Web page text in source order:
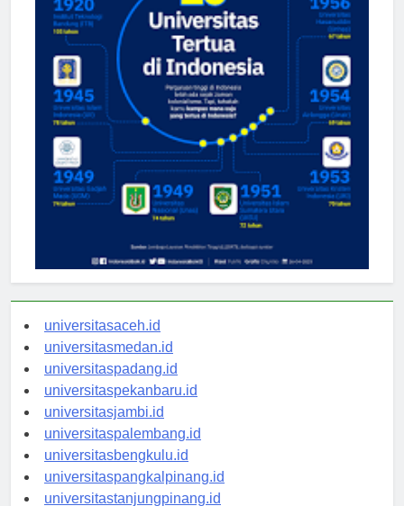
universitasaceh.id
universitasmedan.id
universitaspadang.id
universitaspekanbaru.id
universitasjambi.id
universitaspalembang.id
universitasbengkulu.id
universitaspangkalpinang.id